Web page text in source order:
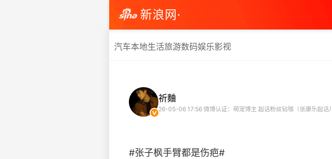
新浪网·
汽车本地生活旅游数码娱乐影视
祈麯
26-05-06 17:56 微博认证：萌宠博主 超话粉丝钻咖（张康乐超话）
#张子枫手臂都是伤疤#